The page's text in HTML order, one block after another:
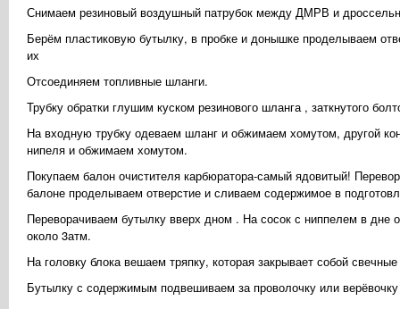
Снимаем резиновый воздушный патрубок между ДМРВ и
Берём пластиковую бутылку, в пробке и донышке проделываем
их
Отсоединяем топливные шланги.
Трубку обратки глушим куском резинового шланга , заткнутого
На входную трубку одеваем шланг и обжимаем хомутом, другой
нипеля и обжимаем хомутом.
Покупаем балон очистителя карбюратора-самый ядовитый!
балоне проделываем отверстие и сливаем содержимое в
Переворачиваем бутылку вверх дном . На сосок с ниппелем в дне
около 3атм.
На головку блока вешаем тряпку, которая закрывает собой
Бутылку с содержимым подвешиваем за проволочку или